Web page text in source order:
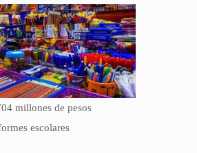
millones de pesos
escolares